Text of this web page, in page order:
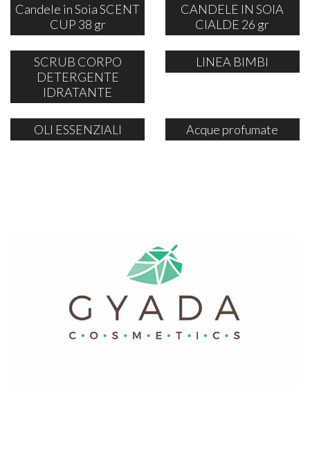
Candele in Soia SCENT
CUP 38 gr
CANDELE IN SOIA
CIALDE 26 gr
SCRUB CORPO
DETERGENTE
IDRATANTE
LINEA BIMBI
OLI ESSENZIALI Acque profumate